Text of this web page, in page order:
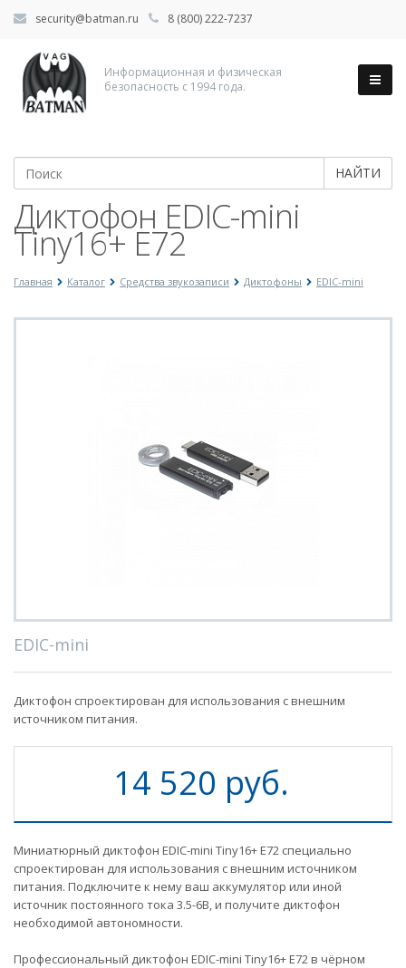
security@batman.ru 8 (800) 222-7237
Информационная и физическая
безопасность с 1994 года.
НАЙТИ
Диктофон EDIC-mini
Tiny16+ E72
Главная Каталог Средства звукозаписи Диктофоны EDIC-mini
EDIC-mini
Диктофон спроектирован для использования с внешним
источником питания.
14 520 руб.
Миниатюрный диктофон EDIC-mini Tiny16+ E72 специально
спроектирован для использования с внешним источником
питания. Подключите к нему ваш аккумулятор или иной
источник постоянного тока 3.5-6В, и получите диктофон
необходимой автономности.
Профессиональный диктофон EDIC-mini Tiny16+ E72 в чёрном